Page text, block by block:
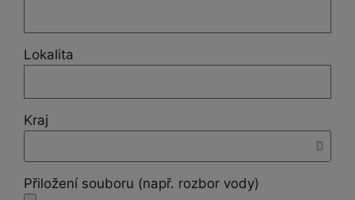
Lokalita
Kraj
Přiložení souboru (např. rozbor vody)